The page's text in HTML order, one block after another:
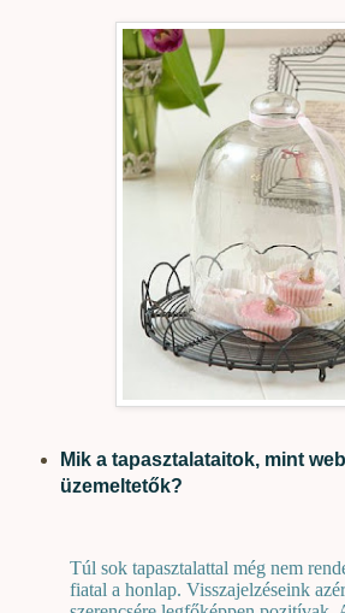
Mik a tapasztalataitok, mint
üzemeltetők?
Túl sok tapasztalattal még nem
fiatal a honlap. Visszajelzéseink